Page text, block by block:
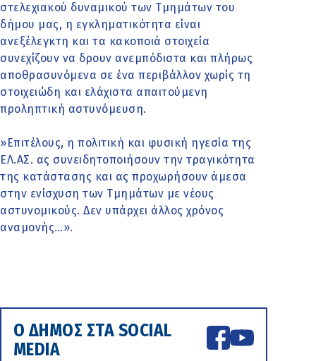
στελεχιακού δυναμικού των Τμημάτων του
δήμου μας, η εγκληματικότητα είναι
ανεξέλεγκτη και τα κακοποιά στοιχεία
συνεχίζουν να δρουν ανεμπόδιστα και πλήρως
αποθρασυνόμενα σε ένα περιβάλλον χωρίς τη
στοιχειώδη και ελάχιστα απαιτούμενη
προληπτική αστυνόμευση.
»Επιτέλους, η πολιτική και φυσική ηγεσία της
ΕΛ.ΑΣ. ας συνειδητοποιήσουν την τραγικότητα
της κατάστασης και ας προχωρήσουν άμεσα
στην ενίσχυση των Τμημάτων με νέους
αστυνομικούς. Δεν υπάρχει άλλος χρόνος
αναμονής…».
Ο ΔΗΜΟΣ ΣΤΑ SOCIAL
MEDIA